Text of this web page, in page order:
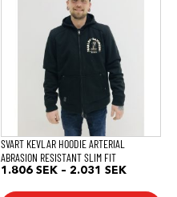
SVART KEVLAR HOODIE ARTERIAL
ABRASION RESISTANT SLIM FIT
1.806 SEK – 2.031 SEK
varianter.
alternativen
produktsidan